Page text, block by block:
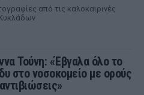
από τις καλοκαιρινές
Τούνη: «Έβγαλα όλο το
στο νοσοκομείο με ορούς